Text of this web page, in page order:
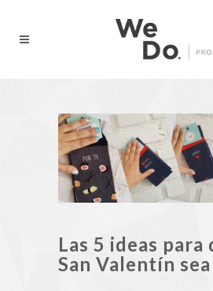
Las 5 ideas para
San Valentín